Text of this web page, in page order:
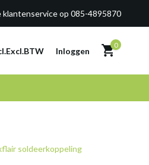
klantenservice op 085-4895870
Excl.BTW Inloggen
0
soldeerkoppeling